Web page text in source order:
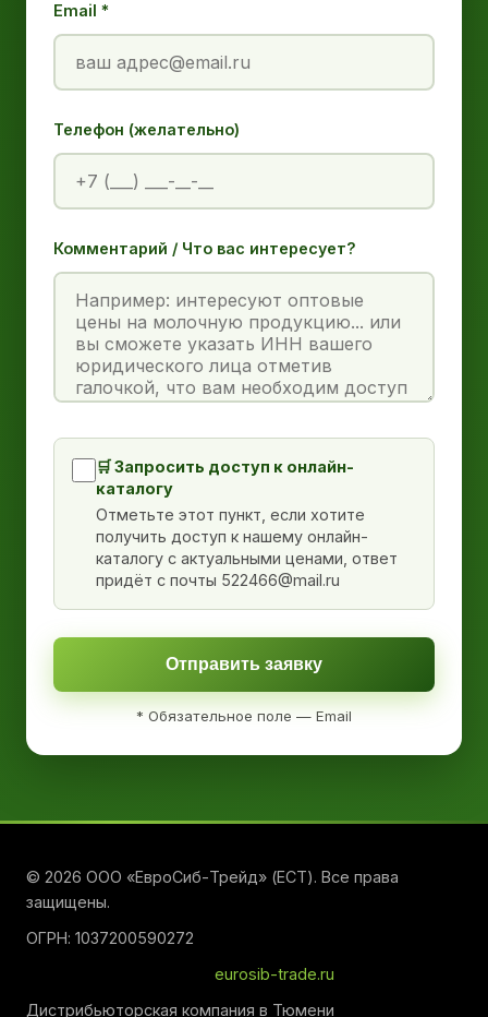
Email *
Телефон (желательно)
Комментарий / Что вас интересует?
🛒 Запросить доступ к онлайн-
каталогу
Отметьте этот пункт, если хотите
получить доступ к нашему онлайн-
каталогу с актуальными ценами, ответ
придёт с почты 522466@mail.ru
Отправить заявку
* Обязательное поле — Email
© 2026 ООО «ЕвроСиб-Трейд» (ЕСТ). Все права
защищены.
ОГРН: 1037200590272
eurosib-trade.ru
Дистрибьюторская компания в Тюмени